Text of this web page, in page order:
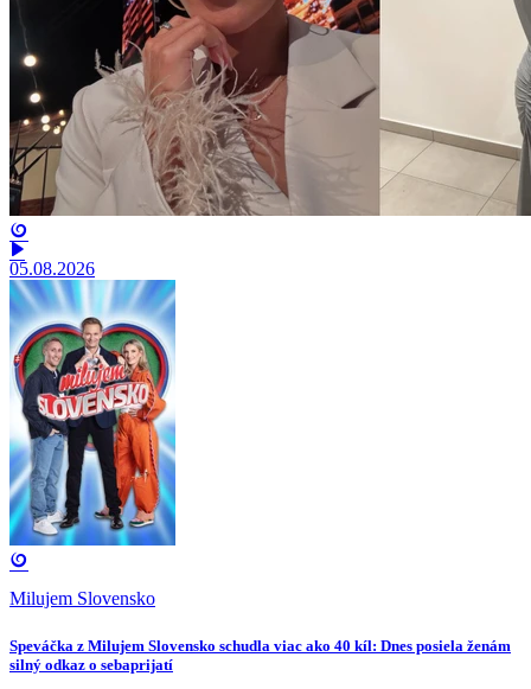
05.08.2026
Milujem Slovensko
Speváčka z Milujem Slovensko schudla viac ako 40 kíl: Dnes posiela ženám
silný odkaz o sebaprijatí